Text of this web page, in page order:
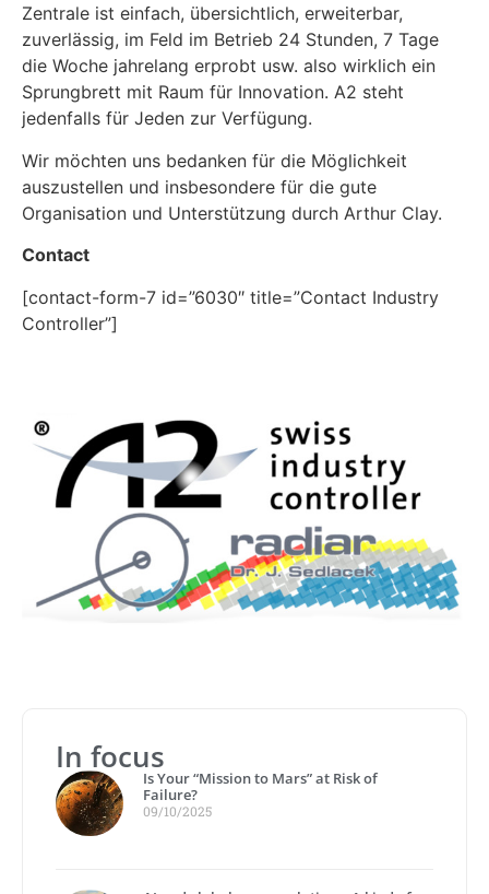
Zentrale ist einfach, übersichtlich, erweiterbar,
zuverlässig, im Feld im Betrieb 24 Stunden, 7 Tage
die Woche jahrelang erprobt usw. also wirklich ein
Sprungbrett mit Raum für Innovation. A2 steht
jedenfalls für Jeden zur Verfügung.
Wir möchten uns bedanken für die Möglichkeit
auszustellen und insbesondere für die gute
Organisation und Unterstützung durch Arthur Clay.
Contact
[contact-form-7 id=”6030″ title=”Contact Industry
Controller”]
In focus
Is Your “Mission to Mars” at Risk of
Failure?
09/10/2025